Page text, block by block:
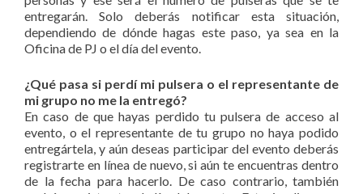
entregarán. Solo deberás notificar esta situación,
dependiendo de dónde hagas este paso, ya sea en la
Oficina de PJ o el día del evento.
¿Qué pasa si perdí mi pulsera o el representante de
mi grupo no me la entregó?
En caso de que hayas perdido tu pulsera de acceso al
evento, o el representante de tu grupo no haya podido
entregártela, y aún deseas participar del evento deberás
registrarte en línea de nuevo, si aún te encuentras dentro
de la fecha para hacerlo. De caso contrario, también